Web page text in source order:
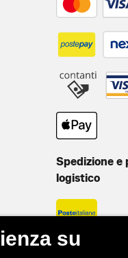
Spedizione e
logistico